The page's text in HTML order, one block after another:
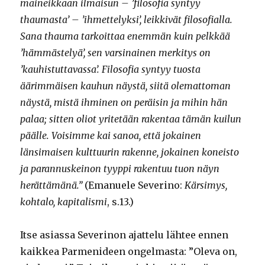
maineikkaan ilmaisun – ’filosofia syntyy
thaumasta’ – ’ihmettelyksi’, leikkivät filosofialla.
Sana thauma tarkoittaa enemmän kuin pelkkää
’hämmästelyä’, sen varsinainen merkitys on
’kauhistuttavassa’. Filosofia syntyy tuosta
äärimmäisen kauhun näystä, siitä olemattoman
näystä, mistä ihminen on peräisin ja mihin hän
palaa; sitten oliot yritetään rakentaa tämän kuilun
päälle. Voisimme kai sanoa, että jokainen
länsimaisen kulttuurin rakenne, jokainen koneisto
ja parannuskeinon tyyppi rakentuu tuon näyn
herättämänä.”(Emanuele Severino:Kärsimys,
kohtalo, kapitalismi, s.13.)
Itse asiassa Severinon ajattelu lähtee ennen
kaikkea Parmenideen ongelmasta: ”Oleva on,